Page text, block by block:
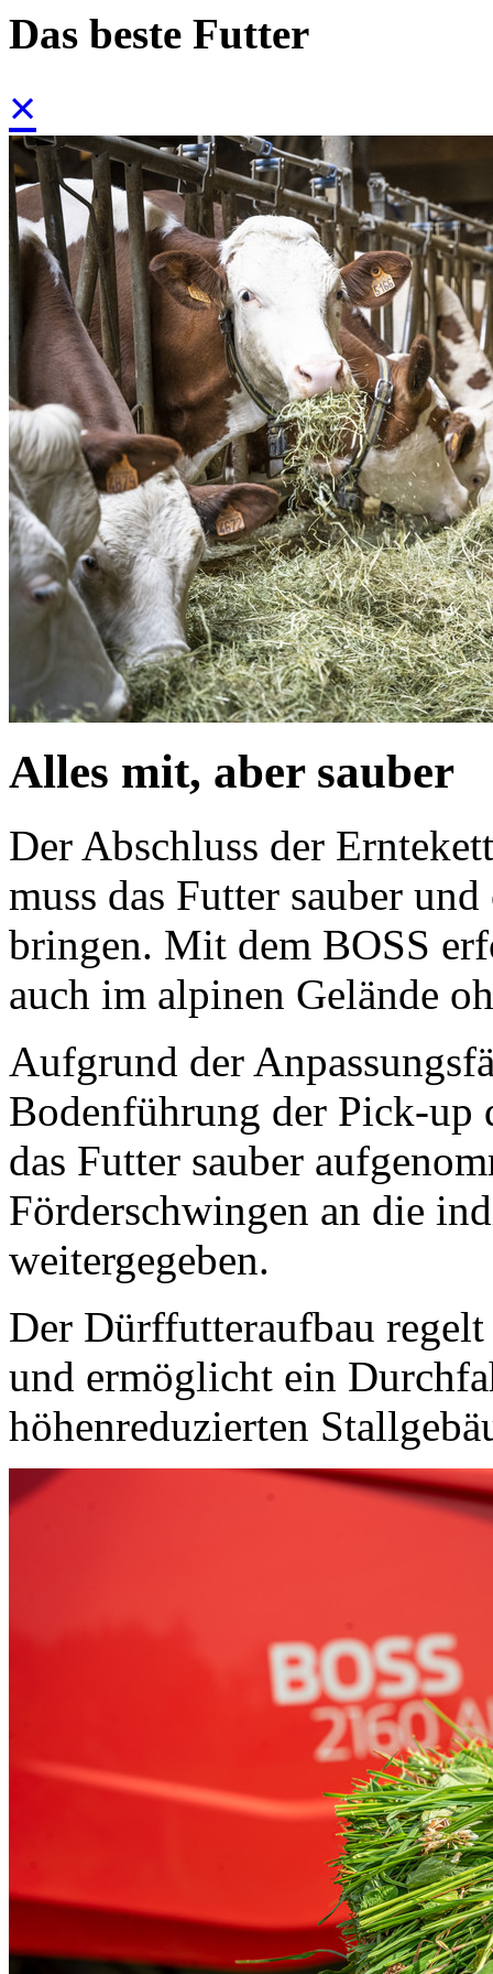
Das beste Futter
×
Alles mit, aber sauber
Der Abschluss der
muss das Futter sauber
bringen. Mit dem BOSS
auch im alpinen Gelände
Aufgrund der
Bodenführung der Pick-up
das Futter sauber
Förderschwingen an die
weitergegeben.
Der Dürffutteraufbau
und ermöglicht ein
höhenreduzierten